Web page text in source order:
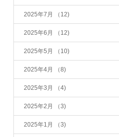
2025年7月 （12)
2025年6月 （12)
2025年5月 （10)
2025年4月 （8)
2025年3月 （4)
2025年2月 （3)
2025年1月 （3)